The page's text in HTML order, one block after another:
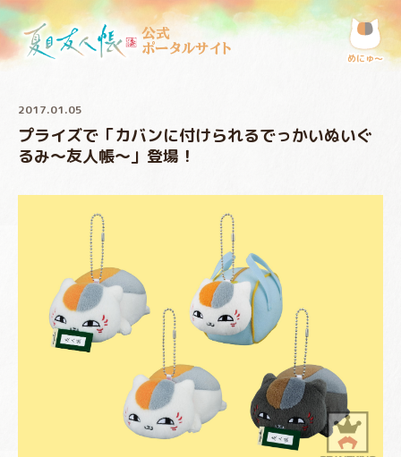
公式
ポータルサイト
めにゅ〜
2017.01.05
プライズで「カバンに付けられるでっかいぬいぐ
るみ～友人帳～」登場！